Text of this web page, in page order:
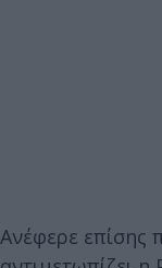
Ανέφερε επίσης